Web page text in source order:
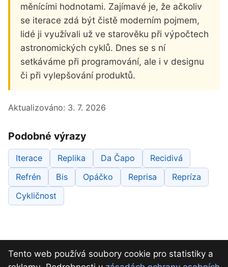
měnícími hodnotami. Zajímavé je, že ačkoliv
se iterace zdá být čistě moderním pojmem,
lidé ji využívali už ve starověku při výpočtech
astronomických cyklů. Dnes se s ní
setkáváme při programování, ale i v designu
či při vylepšování produktů.
Aktualizováno: 3. 7. 2026
Podobné výrazy
Iterace Replika Da Čapo
Recidivá
Refrén
Bis Opáčko Reprisa
Repríza
Cykličnost
Tento web používá soubory cookie pro statistiky a